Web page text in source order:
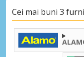
Cei mai buni 3